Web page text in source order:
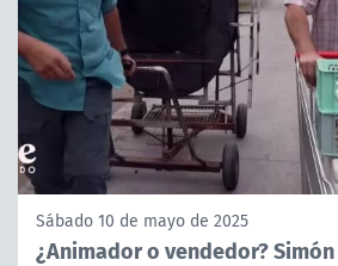
Sábado 10 de mayo de 2025
¿Animador o vendedor?